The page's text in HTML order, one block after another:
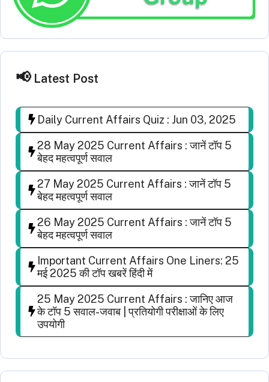
Latest Post
Daily Current Affairs Quiz : Jun 03, 2025
28 May 2025 Current Affairs : जानें टॉप 5
बेहद महत्वपूर्ण सवाल
27 May 2025 Current Affairs : जानें टॉप 5
बेहद महत्वपूर्ण सवाल
26 May 2025 Current Affairs : जानें टॉप 5
बेहद महत्वपूर्ण सवाल
Important Current Affairs One Liners: 25
मई 2025 की टॉप खबरें हिंदी में
25 May 2025 Current Affairs : जानिए आज
के टॉप 5 सवाल-जवाब | प्रतियोगी परीक्षाओं के लिए
उपयोगी